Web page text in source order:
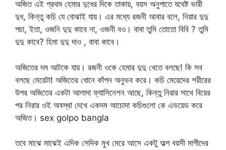
অজিত এই প্রথম হেমার দুধের দিকে তাকায়, বয়স অনুপাতে যথেষ্ট ভারী
দুধ, কিন্তু কচি যে বোঝাই যায়। এর মধ্যে রজনী আবার বলে, নিয়ার দুদু
পচা, ইতা, ওজনি দুদু কাবে না, ওজনী বও। বাবা তুমি তোতো বিবি ? তুমি
দুদু কাবে? হিমা দুদু দাও , বাবা কাবে।
অজিতের দম আটকে যায়। রজনী ওকে হেমার দুদু খেতে বলছে! কি সব
বলছে মেয়েটা! অজিতের ধোনে কাঁপন অনুভব করে। কচি মেয়েদের শরীরের
উপর অজিতের একটা আলাদা ফ্যাসিনেশন আছে, কিন্তু নিরার সাথে বিয়ের
পর নিরার ওই অবস্থা দেখে একদম আচোদা কচিগুলো কে এভয়েড করে
অজিত। sex golpo bangla
তবে মাঝে মাঝেই এদিক সেদিক মুখ মেরে আসে একটু অল্প বয়সী মাগীদের